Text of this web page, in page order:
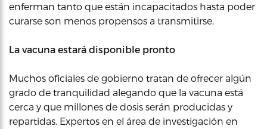
enferman tanto que están incapacitados hasta poder
curarse son menos propensos a transmitirse.
La vacuna estará disponible pronto
Muchos oficiales de gobierno tratan de ofrecer algún
grado de tranquilidad alegando que la vacuna está
cerca y que millones de dosis serán producidas y
repartidas. Expertos en el área de investigación en